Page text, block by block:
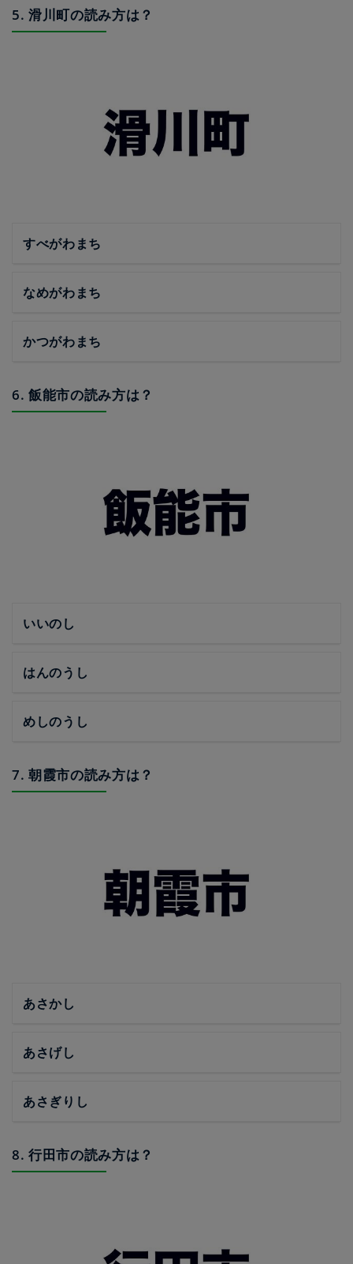
5. 滑川町の読み方は？
すべがわまち
なめがわまち
かつがわまち
6. 飯能市の読み方は？
いいのし
はんのうし
めしのうし
7. 朝霞市の読み方は？
あさかし
あさげし
あさぎりし
8. 行田市の読み方は？